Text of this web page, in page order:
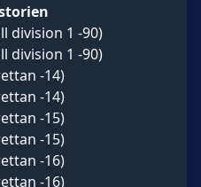
division 1 -90)
division 1 -90)
-14)
-14)
-15)
-15)
-16)
-16)